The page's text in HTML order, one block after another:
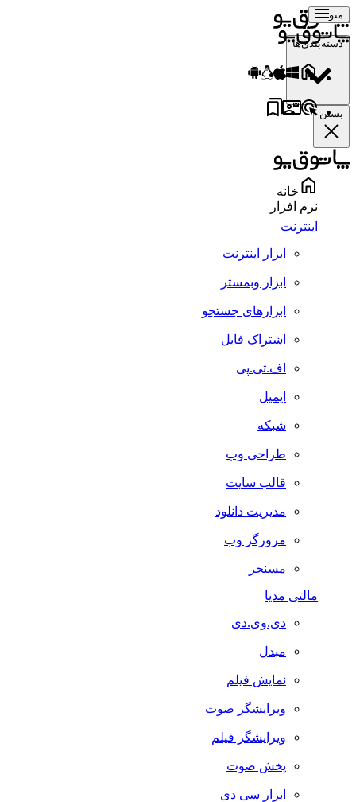
منو
دسته‌بندی‌ها
بستن
خانه
نرم افزار
اینترنت
ابزار اینترنت
ابزار وبمستر
ابزارهای جستجو
اشتراک فایل
اف.تی.پی
ایمیل
شبکه
طراحی وب
قالب سایت
مدیریت دانلود
مرورگر وب
مسنجر
مالتی مدیا
دی.وی.دی
مبدل
نمایش فیلم
ویرایشگر صوت
ویرایشگر فیلم
پخش صوت
ابزار سی دی